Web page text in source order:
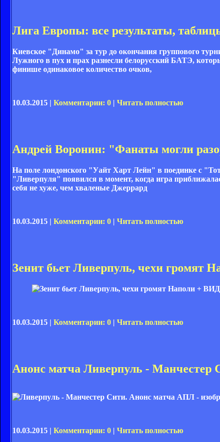
Лига Европы: все результаты,
Киевское "Динамо" за тур до окончания группового
Лужного в пух и прах разнесли белорусский БАТЭ,
финише одинаковое количество очков,
10.03.2015 | Комментарии: 0 | Читать полностью
Андрей Воронин: "Фанаты могли
На поле лондонского "Уайт Харт Лейн" в поединке с
"Ливерпуля" появился в момент, когда игра
себя не хуже, чем хваленые Джеррард
10.03.2015 | Комментарии: 0 | Читать полностью
Зенит бьет Ливерпуль, чехи громят
10.03.2015 | Комментарии: 0 | Читать полностью
Анонс матча Ливерпуль - Манчестер
10.03.2015 | Комментарии: 0 Читать полностью